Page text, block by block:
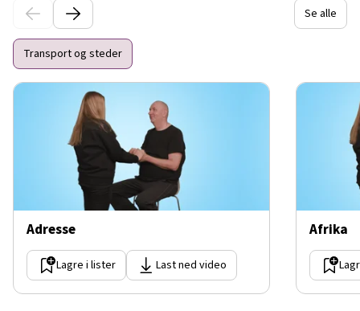
Se alle
Transport og steder
Adresse
Lagre i lister Last ned video
Afrika